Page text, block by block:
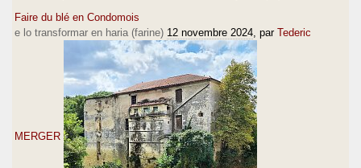
Faire du blé en Condomois
e lo transformar en haria (farine) 12 novembre 2024 , par Tederic
MERGER